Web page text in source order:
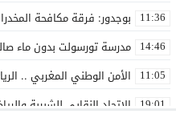
11:36 بوجدور: فرقة مكافحة المخدرات توقف
14:46 مدرسة تورسولت بدون ماء
11:05 الأمن الوطني المغربي ..
19:01 الاتحاد النقابي للشبيبة